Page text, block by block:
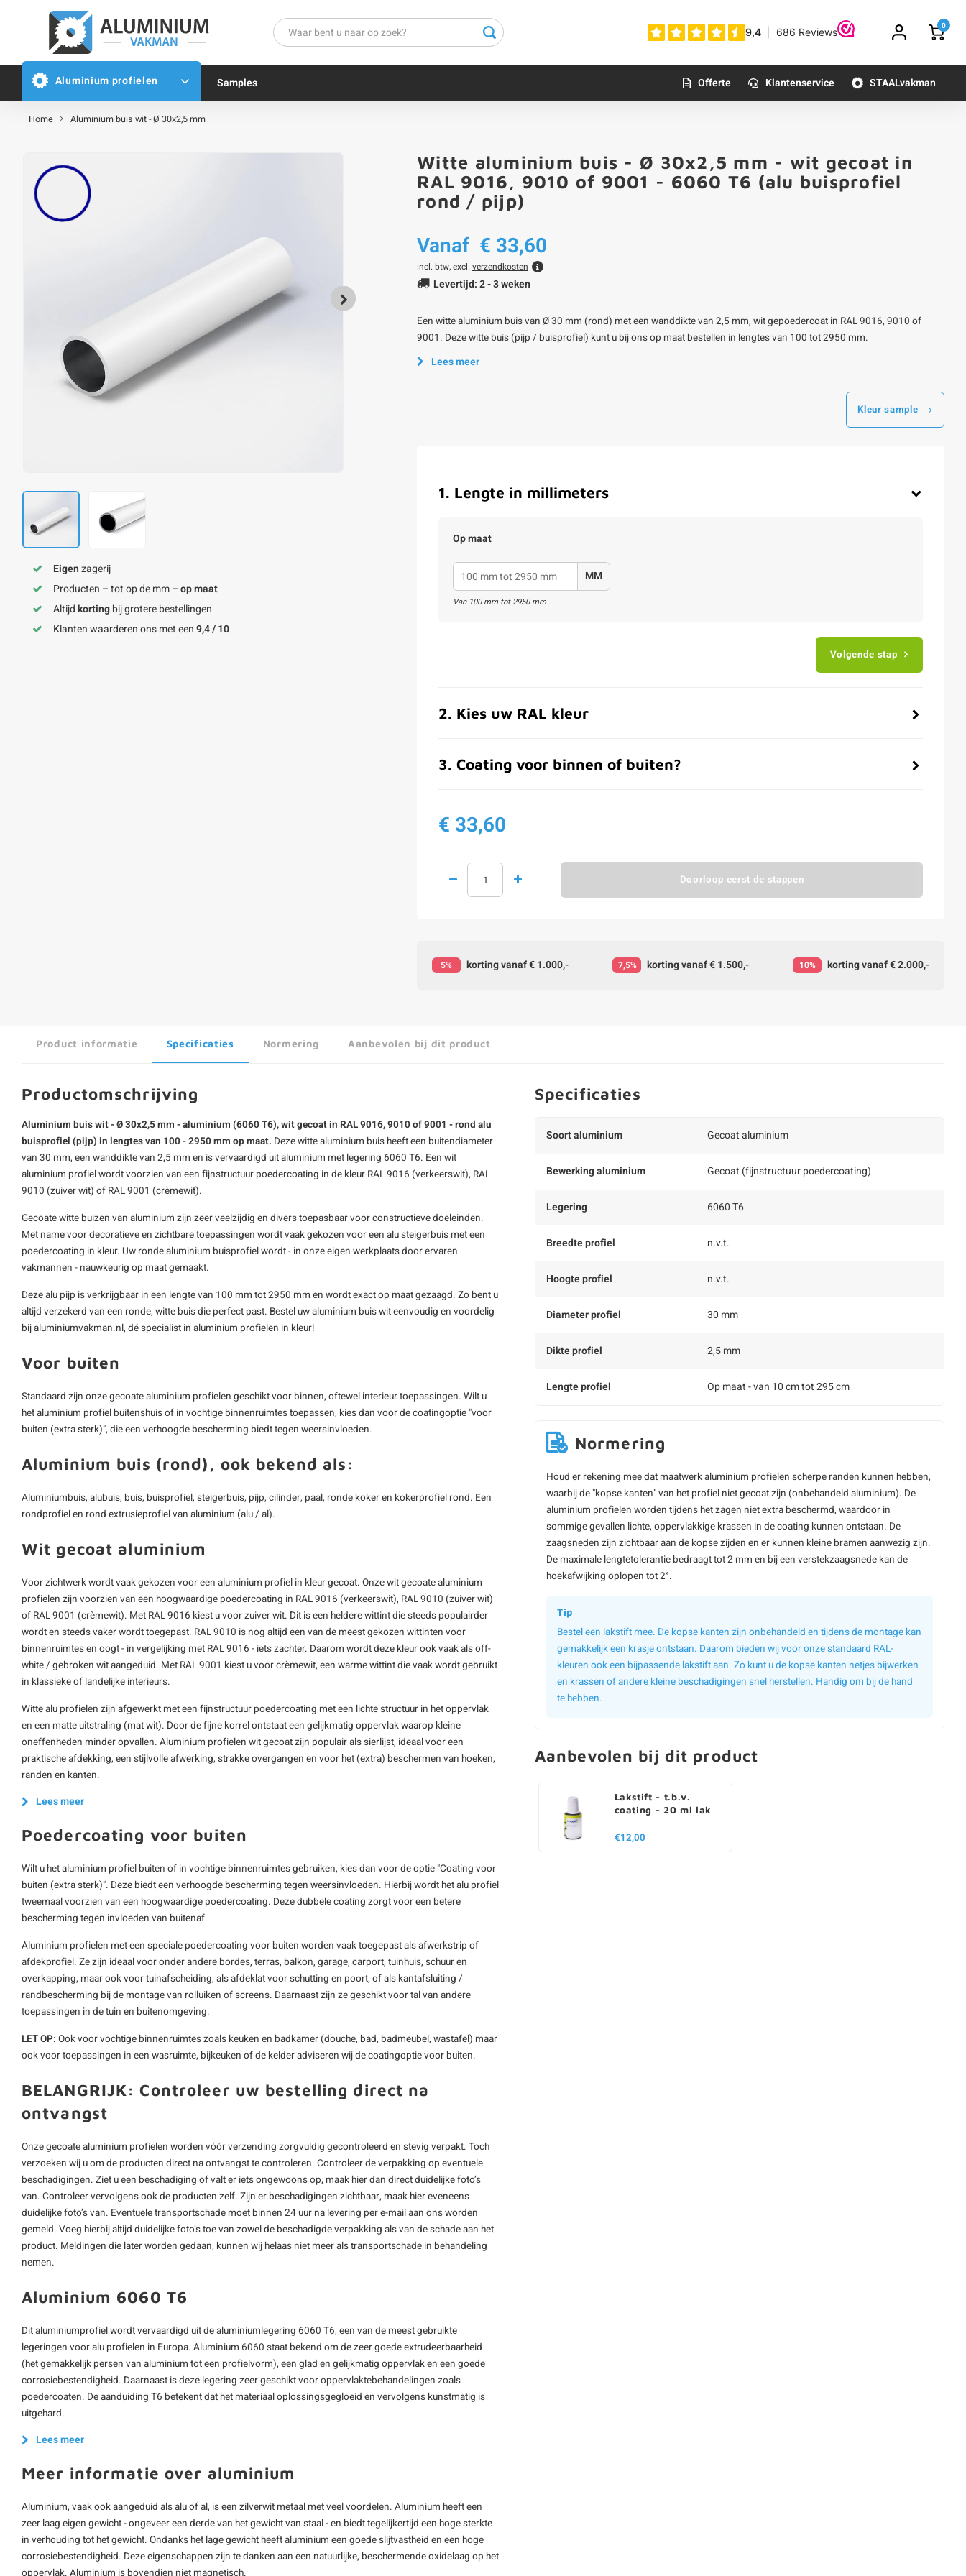
0
Aluminium profielen Offerte Klantenservice
Samples STAALvakman
Home Aluminium buis wit - Ø 30x2,5 mm
Eigenzagerij
Producten – tot op de mm –op maat
Altijdkortingbij grotere bestellingen
Klanten waarderen ons met een9,4 / 10
Witte aluminium buis - Ø 30x2,5 mm - wit gecoat in
RAL 9016, 9010 of 9001 - 6060 T6 (alu buisprofiel
rond / pijp)
Vanaf € 33,60
incl. btw, excl. verzendkosten
Levertijd: 2 - 3 weken
Een witte aluminium buis van Ø 30 mm (rond) met een wanddikte van 2,5 mm, wit gepoedercoat in RAL 9016, 9010 of
9001. Deze witte buis (pijp / buisprofiel) kunt u bij ons op maat bestellen in lengtes van 100 tot 2950 mm.
Lees meer
Kleur sample
1. Lengte in millimeters
Op maat
MM
Van 100mm tot2950mm
Volgende stap
2. Kies uw RAL kleur
3. Coating voor binnen of buiten?
€ 33,60
Doorloop eerst de stappen
5% korting vanaf € 1.000,- 7,5% korting vanaf € 1.500,- 10% korting vanaf € 2.000,-
Product informatie Specificaties Normering Aanbevolen bij dit product
Productomschrijving
Aluminium buis wit - Ø 30x2,5 mm - aluminium (6060 T6), wit gecoat in RAL 9016, 9010 of 9001 - rond alu
buisprofiel (pijp) in lengtes van 100 - 2950 mm op maat. Deze wittealuminium buis heeft een buitendiameter
van 30 mm, een wanddikte van 2,5 mm en is vervaardigd uit aluminium met legering 6060 T6. Een wit
aluminium profiel wordt voorzien van een fijnstructuur poedercoating in de kleur RAL 9016 (verkeerswit), RAL
9010 (zuiver wit) of RAL 9001 (crèmewit).
Gecoate witte buizen van aluminium zijn zeer veelzijdig en divers toepasbaar voor constructieve doeleinden.
Met name voor decoratieve en zichtbare toepassingen wordt vaak gekozen voor een alu steigerbuis met een
poedercoating in kleur. Uw ronde aluminium buisprofiel wordt - in onze eigen werkplaats door ervaren
vakmannen - nauwkeurig op maat gemaakt.
Deze alu pijp is verkrijgbaar in een lengte van 100 mm tot 2950 mm en wordt exact op maat gezaagd. Zo bent u
altijd verzekerd van een ronde, witte buis die perfect past. Bestel uw aluminium buis wit eenvoudig en voordelig
bij aluminiumvakman.nl, dé specialist in aluminium profielen in kleur!
Voor buiten
Standaard zijn onze gecoate aluminium profielen geschikt voor binnen, oftewel interieur toepassingen. Wilt u
het aluminium profiel buitenshuis of in vochtige binnenruimtes toepassen, kies dan voor de coatingoptie "voor
buiten (extra sterk)", die een verhoogde bescherming biedt tegen weersinvloeden.
Aluminium buis (rond), ook bekend als:
Aluminiumbuis, alubuis, buis, buisprofiel, steigerbuis, pijp, cilinder, paal, ronde koker en kokerprofiel rond. Een
rondprofiel en rond extrusieprofiel van aluminium (alu / al).
Wit gecoat aluminium
Voor zichtwerk wordt vaak gekozen voor een aluminium profiel in kleur gecoat. Onze wit gecoate aluminium
profielen zijn voorzien van een hoogwaardige poedercoating in RAL 9016 (verkeerswit), RAL 9010 (zuiver wit)
of RAL 9001 (crèmewit). Met RAL 9016 kiest u voor zuiver wit. Dit is een heldere wittint die steeds populairder
wordt en steeds vaker wordt toegepast. RAL 9010 is nog altijd een van de meest gekozen wittinten voor
binnenruimtes en oogt - in vergelijking met RAL 9016 - iets zachter. Daarom wordt deze kleur ook vaak als off-
white / gebroken wit aangeduid. Met RAL 9001 kiest u voor crèmewit, een warme wittint die vaak wordt gebruikt
in klassieke of landelijke interieurs.
Witte alu profielen zijn afgewerkt met een fijnstructuur poedercoating met een lichte structuur in het oppervlak
en een matte uitstraling (mat wit). Door de fijne korrel ontstaat een gelijkmatig oppervlak waarop kleine
oneffenheden minder opvallen. Aluminium profielen wit gecoat zijn populair als sierlijst, ideaal voor een
praktische afdekking, een stijlvolle afwerking, strakke overgangen en voor het (extra) beschermen van hoeken,
randen en kanten.
Lees meer
Poedercoating voor buiten
Wilt u het aluminium profiel buiten of in vochtige binnenruimtes gebruiken, kies dan voor de optie "Coating voor
buiten (extra sterk)". Deze biedt een verhoogde bescherming tegen weersinvloeden. Hierbij wordt het alu profiel
tweemaal voorzien van een hoogwaardige poedercoating. Deze dubbele coating zorgt voor een betere
bescherming tegen invloeden van buitenaf.
Aluminium profielen met een speciale poedercoating voor buiten worden vaak toegepast als afwerkstrip of
afdekprofiel. Ze zijn ideaal voor onder andere bordes, terras, balkon, garage, carport, tuinhuis, schuur en
overkapping, maar ook voor tuinafscheiding, als afdeklat voor schutting en poort, of als kantafsluiting /
randbescherming bij de montage van rolluiken of screens. Daarnaast zijn ze geschikt voor tal van andere
toepassingen in de tuin en buitenomgeving.
LET OP: Ook voor vochtige binnenruimtes zoals keuken en badkamer (douche, bad, badmeubel, wastafel) maar
ook voor toepassingen in een wasruimte, bijkeuken of de kelder adviseren wij de coatingoptie voor buiten.
BELANGRIJK: Controleer uw bestelling direct na
ontvangst
Onze gecoate aluminium profielen worden vóór verzending zorgvuldig gecontroleerd en stevig verpakt. Toch
verzoeken wij u om de producten direct na ontvangst te controleren. Controleer de verpakking op eventuele
beschadigingen. Ziet u een beschadiging of valt er iets ongewoons op, maak hier dan direct duidelijke foto’s
van. Controleer vervolgens ook de producten zelf. Zijn er beschadigingen zichtbaar, maak hier eveneens
duidelijke foto’s van. Eventuele transportschade moet binnen 24 uur na levering per e-mail aan ons worden
gemeld. Voeg hierbij altijd duidelijke foto’s toe van zowel de beschadigde verpakking als van de schade aan het
product. Meldingen die later worden gedaan, kunnen wij helaas niet meer als transportschade in behandeling
nemen.
Aluminium 6060 T6
Dit aluminiumprofiel wordt vervaardigd uit de aluminiumlegering 6060 T6, een van de meest gebruikte
legeringen voor alu profielen in Europa. Aluminium 6060 staat bekend om de zeer goede extrudeerbaarheid
(het gemakkelijk persen van aluminium tot een profielvorm), een glad en gelijkmatig oppervlak en een goede
corrosiebestendigheid. Daarnaast is deze legering zeer geschikt voor oppervlaktebehandelingen zoals
poedercoaten. De aanduiding T6 betekent dat het materiaal oplossingsgegloeid en vervolgens kunstmatig is
uitgehard.
Lees meer
Meer informatie over aluminium
Aluminium, vaak ook aangeduid als alu of al, is een zilverwit metaal met veel voordelen. Aluminium heeft een
zeer laag eigen gewicht - ongeveer een derde van het gewicht van staal - en biedt tegelijkertijd een hoge sterkte
in verhouding tot het gewicht. Ondanks het lage gewicht heeft aluminium een goede slijtvastheid en een hoge
corrosiebestendigheid. Deze eigenschappen zijn te danken aan een natuurlijke, beschermende oxidelaag op het
oppervlak. Aluminium is bovendien niet magnetisch.
Specificaties
Soort aluminium Gecoat aluminium
Bewerking aluminium Gecoat (fijnstructuur poedercoating)
Legering 6060 T6
Breedte profiel n.v.t.
Hoogte profiel n.v.t.
Diameter profiel 30 mm
Dikte profiel 2,5 mm
Lengte profiel Op maat - van 10 cm tot 295 cm
Normering
Houd er rekening mee dat maatwerk aluminium profielen scherpe randen kunnen hebben,
waarbij de "kopse kanten" van het profiel niet gecoat zijn (onbehandeld aluminium). De
aluminium profielen worden tijdens het zagen niet extra beschermd, waardoor in
sommige gevallen lichte, oppervlakkige krassen in de coating kunnen ontstaan. De
zaagsneden zijn zichtbaar aan de kopse zijden en er kunnen kleine bramen aanwezig zijn.
De maximale lengtetolerantie bedraagt tot 2 mm en bij een verstekzaagsnede kan de
hoekafwijking oplopen tot 2°.
Tip
Bestel een lakstift mee. De kopse kanten zijn onbehandeld en tijdens de montage kan
gemakkelijk een krasje ontstaan. Daarom bieden wij voor onze standaard RAL-
kleuren ook een bijpassende lakstift aan. Zo kunt u de kopse kanten netjes bijwerken
en krassen of andere kleine beschadigingen snel herstellen. Handig om bij de hand
te hebben.
Aanbevolen bij dit product
Lakstift - t.b.v.
coating - 20 ml lak
€12,00